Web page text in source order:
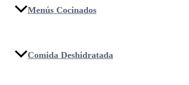
Menús Cocinados
Comida Deshidratada